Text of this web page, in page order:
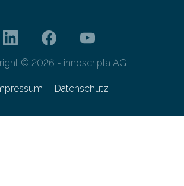
© 2026 - innoscripta AG
Datenschutz